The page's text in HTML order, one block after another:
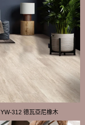
YW-312 德瓦亞尼橡木